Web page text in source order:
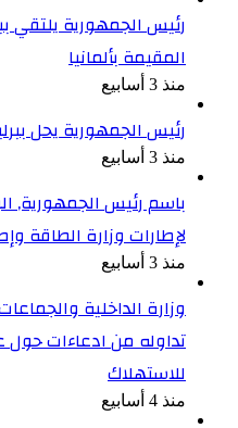
رئيس الجمهورية يلتقي
المقيمة بألمانيا
منذ 3 أسابيع
رئيس الجمهورية يحل
منذ 3 أسابيع
باسم رئيس الجمهورية,
لإطارات وزارة الطاقة
منذ 3 أسابيع
وزارة الداخلية
تداوله من ادعاءات حول
للاستهلاك
منذ 4 أسابيع